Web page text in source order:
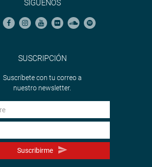
SÍGUENOS
SUSCRIPCIÓN
Suscríbete con tu correo a
nuestro newsletter.
Suscribirme